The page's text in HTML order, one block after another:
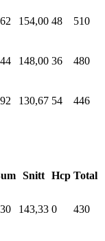
154,00 48 510
148,00 36 480
130,67 54 446
Snitt Hcp Total
143,33 0 430